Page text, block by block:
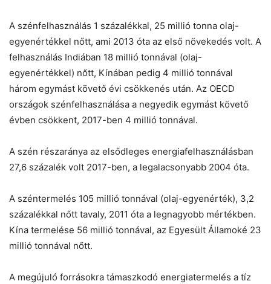
A szénfelhasználás 1 százalékkal, 25 millió tonna olaj-
egyenértékkel nőtt, ami 2013 óta az első növekedés volt. A
felhasználás Indiában 18 millió tonnával (olaj-
egyenértékkel) nőtt, Kínában pedig 4 millió tonnával
három egymást követő évi csökkenés után. Az OECD
országok szénfelhasználása a negyedik egymást követő
évben csökkent, 2017-ben 4 millió tonnával.
A szén részaránya az elsődleges energiafelhasználásban
27,6 százalék volt 2017-ben, a legalacsonyabb 2004 óta.
A széntermelés 105 millió tonnával (olaj-egyenérték), 3,2
százalékkal nőtt tavaly, 2011 óta a legnagyobb mértékben.
Kína termelése 56 millió tonnával, az Egyesült Államoké 23
millió tonnával nőtt.
A megújuló forrásokra támaszkodó energiatermelés a tíz